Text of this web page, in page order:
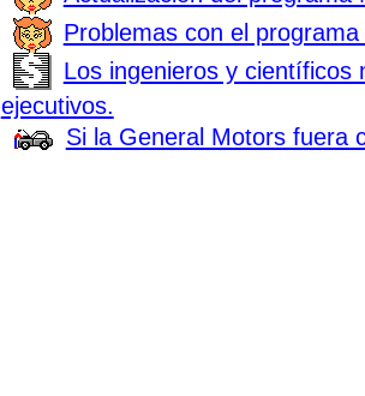
Problemas con el
Los ingenieros y científicos
ejecutivos.
Si la General Motors fuera